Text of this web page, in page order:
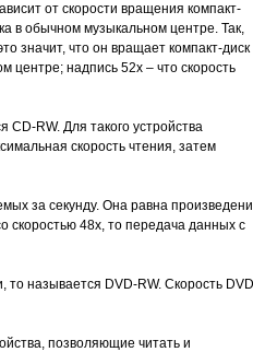
от скорости вращения компакт-
в обычном музыкальном центре. Так,
значит, что он вращает компакт-диск
надпись 52х – что скорость
RW. Для такого устройства
скорость чтения, затем
за секунду. Она равна
скоростью 48х, то передача данных с
то называется DVD-RW. Скорость
позволяющие читать и